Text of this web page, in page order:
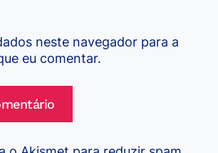
neste navegador para a
eu comentar.